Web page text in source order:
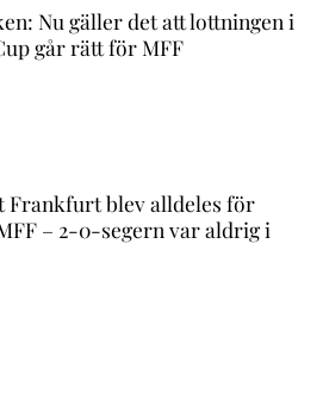
Nu gäller det att lottningen i
går rätt för MFF
Frankfurt blev alldeles för
– 2-0-segern var aldrig i